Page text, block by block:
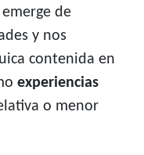
de
y nos
contenida en
experiencias
o menor